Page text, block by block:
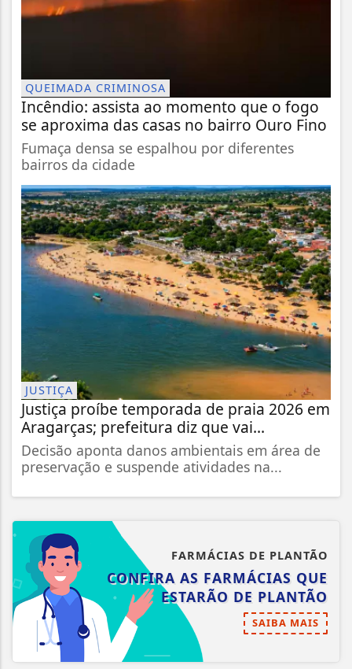
QUEIMADA CRIMINOSA
Incêndio: assista ao momento que o fogo
se aproxima das casas no bairro Ouro Fino
Fumaça densa se espalhou por diferentes
bairros da cidade
JUSTIÇA
Justiça proíbe temporada de praia 2026 em
Aragarças; prefeitura diz que vai...
Decisão aponta danos ambientais em área de
preservação e suspende atividades na...
FARMÁCIAS DE PLANTÃO
CONFIRA AS FARMÁCIAS QUE
ESTARÃO DE PLANTÃO
SAIBA MAIS